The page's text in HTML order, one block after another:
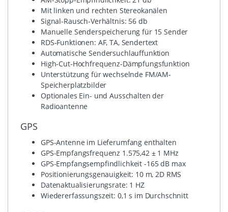
Mit linken und rechten Stereokanälen
Signal-Rausch-Verhältnis: 56 db
Manuelle Senderspeicherung für 15 Sender
RDS-Funktionen: AF, TA, Sendertext
Automatische Sendersuchlauffunktion
High-Cut-Hochfrequenz-Dämpfungsfunktion
Unterstützung für wechselnde FM/AM-
Speicherplatzbilder
Optionales Ein- und Ausschalten der
Radioantenne
GPS
GPS-Antenne im Lieferumfang enthalten
GPS-Empfangsfrequenz 1.575,42 ± 1 MHz
GPS-Empfangsempfindlichkeit -165 dB max
Positionierungsgenauigkeit: 10 m, 2D RMS
Datenaktualisierungsrate: 1 HZ
Wiedererfassungszeit: 0,1 s im Durchschnitt